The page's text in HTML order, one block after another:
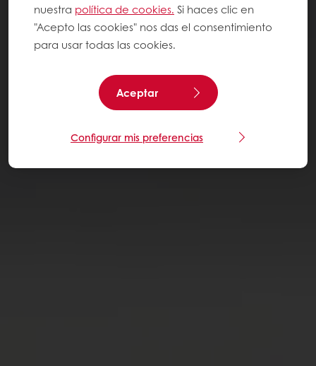
nuestra política de cookies. Si haces clic en
"Acepto las cookies" nos das el consentimiento
para usar todas las cookies.
Aceptar
Configurar mis preferencias